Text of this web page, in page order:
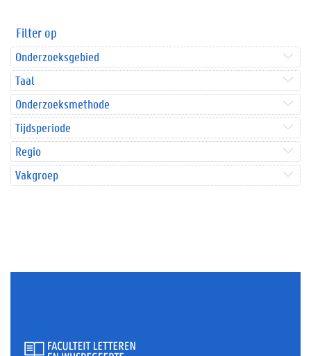
Filter op
Onderzoeksgebied
Taal
Onderzoeksmethode
Tijdsperiode
Regio
Vakgroep